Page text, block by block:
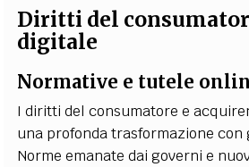
Diritti del
digitale
Normative e tutele
I diritti del consumatore e
una profonda trasformazione
Norme emanate dai governi e